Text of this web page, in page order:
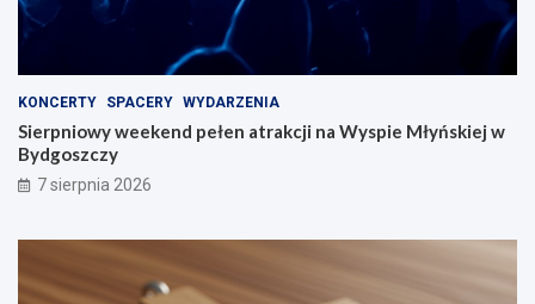
KONCERTY SPACERY WYDARZENIA
Sierpniowy weekend pełen atrakcji na Wyspie Młyńskiej w
Bydgoszczy
7 sierpnia 2026